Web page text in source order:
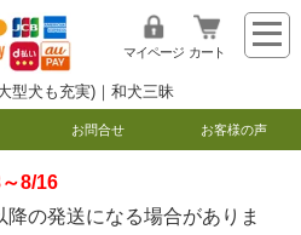
型犬も充実)｜和犬三昧
マイページ カート
お問合せ お客様の声
8/16
の発送になる場合がありま